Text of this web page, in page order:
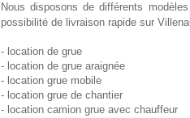
Nous disposons de différents
possibilité de livraison rapide sur
- location de grue
- location de grue araignée
- location grue mobile
- location grue de chantier
- location camion grue avec chauffeur